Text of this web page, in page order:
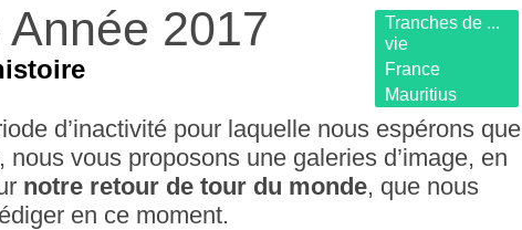
Tranches de ...
vie
France
Mauritius
2017
d’inactivité pour laquelle nous espérons que
vous proposons une galeries d’image, en
notre retour de tour du monde, que nous
en ce moment.